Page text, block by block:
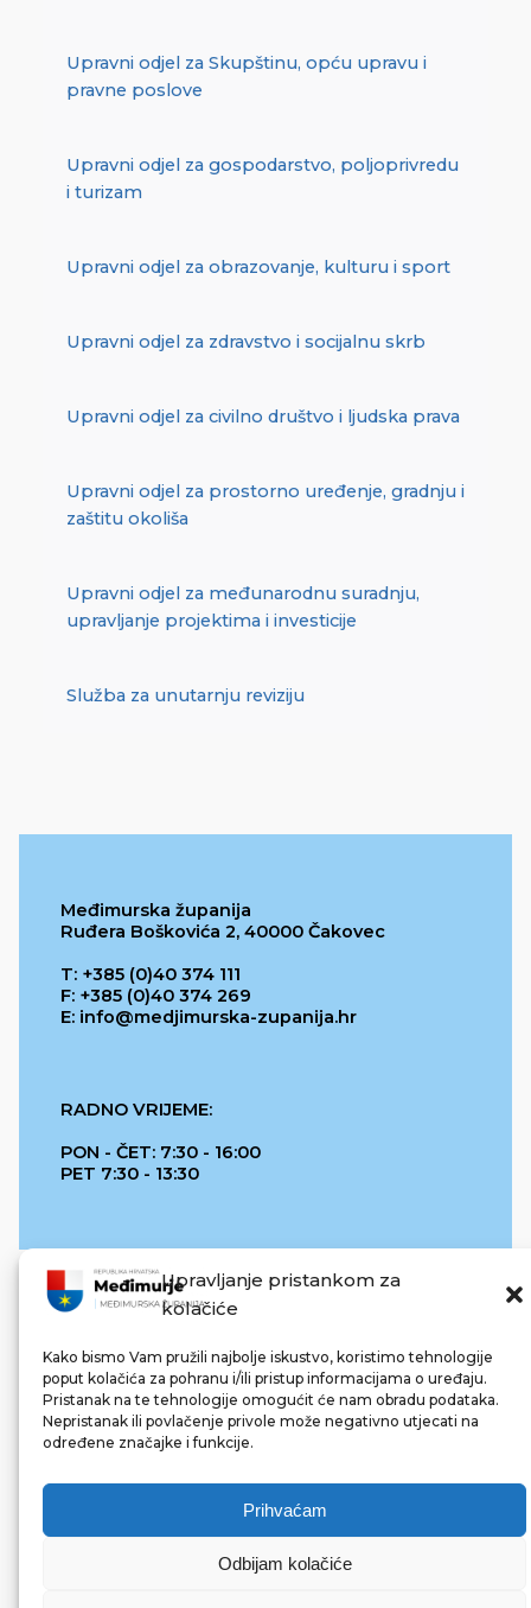
Upravljanje pristankom za
kolačiće
Kako bismo Vam pružili najbolje iskustvo, koristimo tehnologije
poput kolačića za pohranu i/ili pristup informacijama o uređaju.
Pristanak na te tehnologije omogućit će nam obradu podataka.
Nepristanak ili povlačenje privole može negativno utjecati na
određene značajke i funkcije.
Prihvaćam
Odbijam kolačiće
Upravni odjel za Skupštinu, opću upravu i
pravne poslove
Upravni odjel za gospodarstvo, poljoprivredu
i turizam
Upravni odjel za obrazovanje, kulturu i sport
Upravni odjel za zdravstvo i socijalnu skrb
Upravni odjel za civilno društvo i ljudska prava
Upravni odjel za prostorno uređenje, gradnju i
zaštitu okoliša
Upravni odjel za međunarodnu suradnju,
upravljanje projektima i investicije
Služba za unutarnju reviziju
Međimurska županija
Ruđera Boškovića 2, 40000 Čakovec
T: +385 (0)40 374 111
F: +385 (0)40 374 269
E: info@medjimurska-zupanija.hr
RADNO VRIJEME:
PON - ČET: 7:30 - 16:00
PET 7:30 - 13:30
REPUBLIKA HRVATSKA
© 2022 Međimurska županija. Sva prava pridržana.